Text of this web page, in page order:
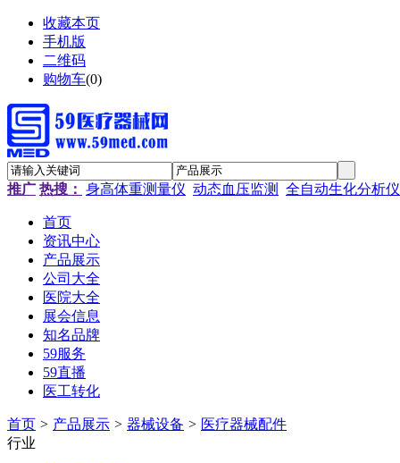
收藏本页
手机版
二维码
购物车(0)
推广 热搜： 身高体重测量仪 动态血压监测 全自动生化分析仪
首页
资讯中心
产品展示
公司大全
医院大全
展会信息
知名品牌
59服务
59直播
医工转化
首页 > 产品展示 > 器械设备 > 医疗器械配件
行业